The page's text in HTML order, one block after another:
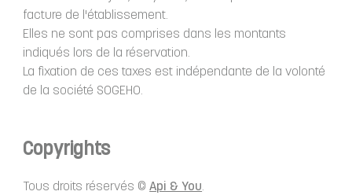
facture de l'établissement.
Elles ne sont pas comprises dans les montants
indiqués lors de la réservation.
La fixation de ces taxes est indépendante de la volonté
de la société SOGEHO.
Copyrights
Tous droits réservés ©Api & You.